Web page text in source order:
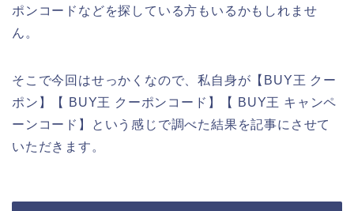
ポンコードなどを探している方もいるかもしれませ
ん。
そこで今回はせっかくなので、私自身が【BUY王 クー
ポン】【 BUY王 クーポンコード】【 BUY王 キャンペ
ーンコード】という感じで調べた結果を記事にさせて
いただきます。